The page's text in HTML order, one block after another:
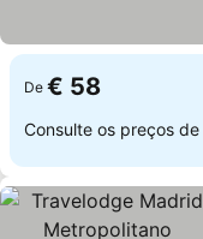
De € 58
Consulte os preços de